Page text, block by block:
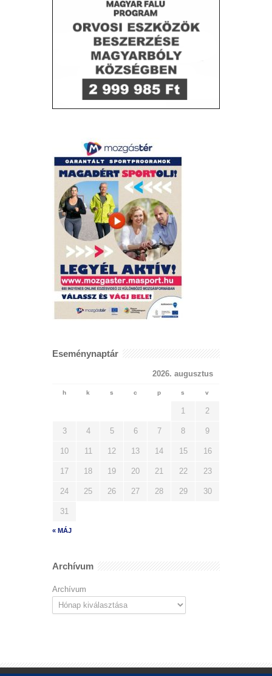
Eseménynaptár
2026. augusztus
h k s c p s v
« MÁJ
1 2
3 4 5 6 7 8 9
10 11 12 13 14 15 16
17 18 19 20 21 22 23
24 25 26 27 28 29 30
31
Archívum
Archívum